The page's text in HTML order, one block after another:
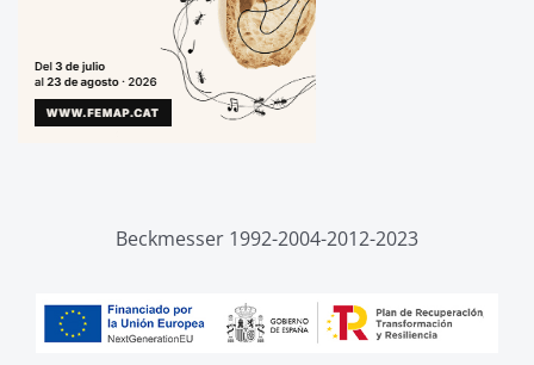
Beckmesser 1992-2004-2012-2023